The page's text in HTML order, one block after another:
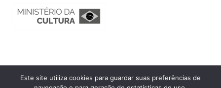
Ouvidoria
Este site utiliza cookies para guardar suas preferências de